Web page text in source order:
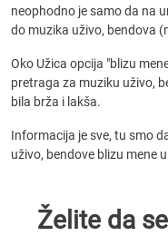
neophodno je samo da na
do muzika uživo, bendova
Oko Užica opcija "blizu
pretraga za muziku uživo,
bila brža i lakša.
Informacija je sve, tu smo
uživo, bendove blizu mene
Želite da